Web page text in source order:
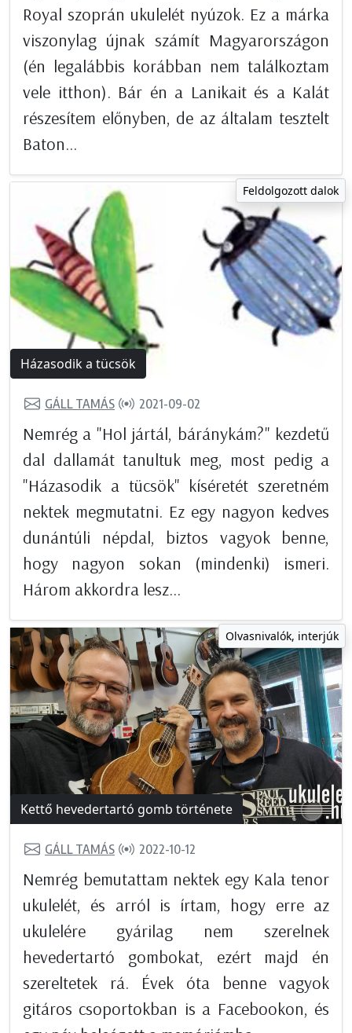
Royal szoprán ukulelét nyúzok. Ez a márka
viszonylag újnak számít Magyarországon
(én legalábbis korábban nem találkoztam
vele itthon). Bár én a Lanikait és a Kalát
részesítem előnyben, de az általam tesztelt
Baton...
Feldolgozott dalok
Házasodik a tücsök
GÁLL TAMÁS 2021-09-02
Nemrég a "Hol jártál, báránykám?" kezdetű
dal dallamát tanultuk meg, most pedig a
"Házasodik a tücsök" kíséretét szeretném
nektek megmutatni. Ez egy nagyon kedves
dunántúli népdal, biztos vagyok benne,
hogy nagyon sokan (mindenki) ismeri.
Három akkordra lesz...
Olvasnivalók, interjúk
Kettő hevedertartó gomb története
GÁLL TAMÁS 2022-10-12
Nemrég bemutattam nektek egy Kala tenor
ukulelét, és arról is írtam, hogy erre az
ukulelére gyárilag nem szerelnek
hevedertartó gombokat, ezért majd én
szereltetek rá. Évek óta benne vagyok
gitáros csoportokban is a Facebookon, és